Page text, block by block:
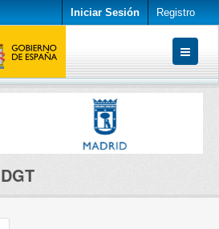
Iniciar Sesión Registro
DGT